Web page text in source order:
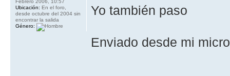
Yo también paso
Enviado desde mi
Febrero 2006, 10:57
Ubicación: En el foro,
desde octubre del 2004 sin
encontrar la salida
Género: